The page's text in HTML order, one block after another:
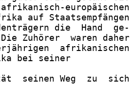
europäischen
auf Staatsempfängen
die  Hand  ge-
Zuhörer  waren daher
afrikanischen
bei seiner
seinen Weg  zu  sich